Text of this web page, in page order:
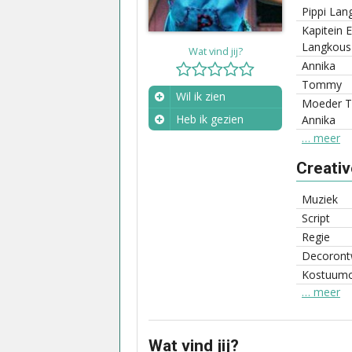
Wat vind jij?
Wil ik zien
Heb ik gezien
Pippi
Kapitein
Langkous
Annika
Tommy
Moeder
Annika
… meer
Muziek
Script
Regie
… meer
Wat vind jij?